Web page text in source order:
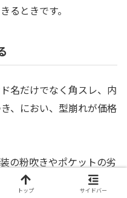
るときです。
名だけでなく角スレ、内
、におい、型崩れが価格
の粉吹きやポケットの劣
り日常使いしにくかった
トップ サイドバー